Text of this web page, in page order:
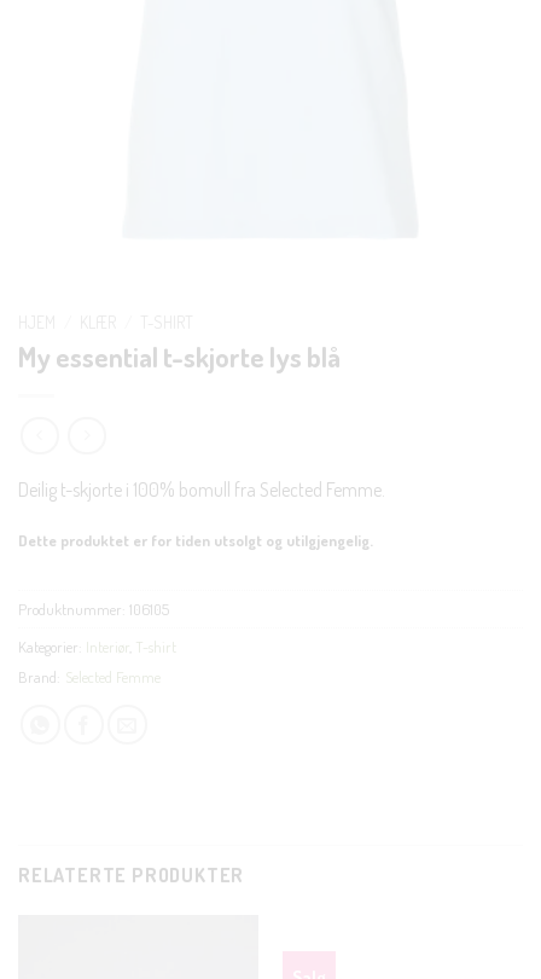
My essential t-skjorte lys blå
Deilig t-skjorte i 100% bomull fra Selected Femme.
Dette produktet er for tiden utsolgt og utilgjengelig.
Produktnummer: 106105
Kategorier: Interiør T-shirt
Brand: Selected Femme
RELATERTE PRODUKTER